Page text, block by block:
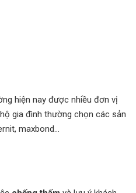
hiện nay được nhiều đơn vị
gia đình thường chọn các sản
maxbond…